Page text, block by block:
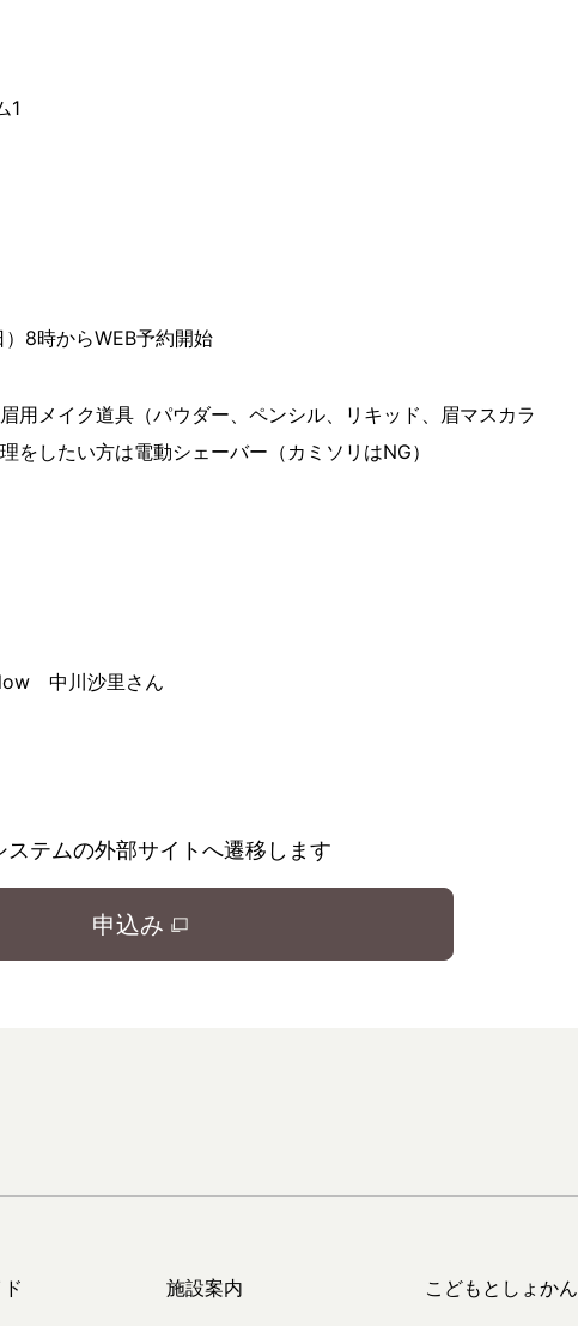
1
8時からWEB予約開始
用メイク道具（パウダー、ペンシル、リキッド、眉マスカラ
をしたい方は電動シェーバー（カミソリはNG）
中川沙里さん
ステムの外部サイトへ遷移します
申込み
施設案内
こどもとしょかん